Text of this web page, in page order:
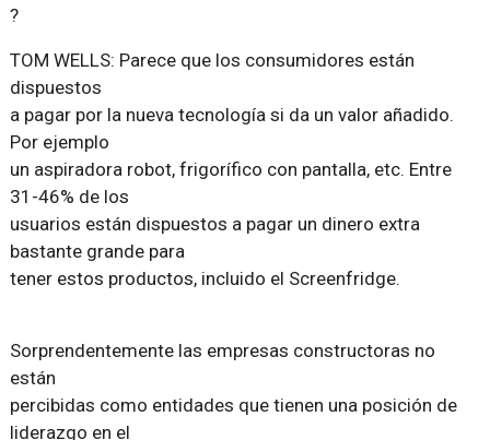
?
TOM WELLS: Parece que los consumidores están
dispuestos
a pagar por la nueva tecnología si da un valor añadido.
Por ejemplo
un aspiradora robot, frigorífico con pantalla, etc. Entre
31-46% de los
usuarios están dispuestos a pagar un dinero extra
bastante grande para
tener estos productos, incluido el Screenfridge.
Sorprendentemente las empresas constructoras no
están
percibidas como entidades que tienen una posición de
liderazgo en el